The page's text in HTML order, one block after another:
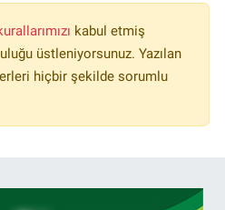
kabul etmiş
üstleniyorsunuz. Yazılan
hiçbir şekilde sorumlu